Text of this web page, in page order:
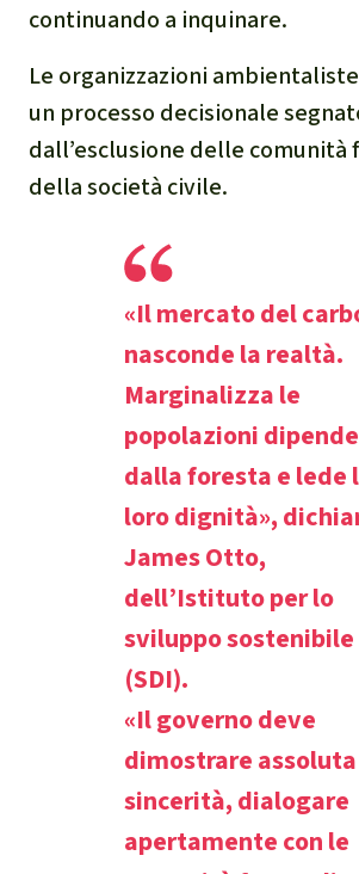
Yasuní
Chaco
Domande e
Clima
Documento di
clima
Miniere
CPLI
Nestlé
Pandemia e
continuando a inquinare.
Le organizzazioni
un processo decisionale
dall’esclusione delle comunità
della società civile.
«Il mercato del
nasconde la realtà.
Marginalizza le
popolazioni
dalla foresta e lede
loro dignità»,
James Otto,
dell’Istituto per lo
sviluppo sostenibile
(SDI).
«Il governo deve
dimostrare assoluta
sincerità, dialogare
apertamente con le